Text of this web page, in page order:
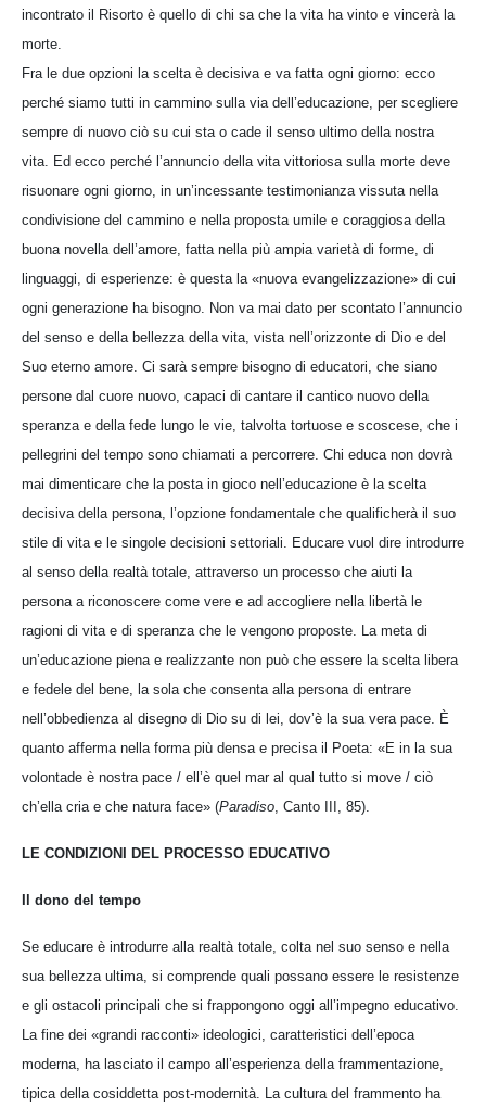
incontrato il Risorto è quello di chi sa che la vita ha vinto e vincerà la
morte.
Fra le due opzioni la scelta è decisiva e va fatta ogni giorno: ecco
perché siamo tutti in cammino sulla via dell’educazione, per scegliere
sempre di nuovo ciò su cui sta o cade il senso ultimo della nostra
vita. Ed ecco perché l’annuncio della vita vittoriosa sulla morte deve
risuonare ogni giorno, in un’incessante testimonianza vissuta nella
condivisione del cammino e nella proposta umile e coraggiosa della
buona novella dell’amore, fatta nella più ampia varietà di forme, di
linguaggi, di esperienze: è questa la «nuova evangelizzazione» di cui
ogni generazione ha bisogno. Non va mai dato per scontato l’annuncio
del senso e della bellezza della vita, vista nell’orizzonte di Dio e del
Suo eterno amore. Ci sarà sempre bisogno di educatori, che siano
persone dal cuore nuovo, capaci di cantare il cantico nuovo della
speranza e della fede lungo le vie, talvolta tortuose e scoscese, che i
pellegrini del tempo sono chiamati a percorrere. Chi educa non dovrà
mai dimenticare che la posta in gioco nell’educazione è la scelta
decisiva della persona, l’opzione fondamentale che qualificherà il suo
stile di vita e le singole decisioni settoriali. Educare vuol dire introdurre
al senso della realtà totale, attraverso un processo che aiuti la
persona a riconoscere come vere e ad accogliere nella libertà le
ragioni di vita e di speranza che le vengono proposte. La meta di
un’educazione piena e realizzante non può che essere la scelta libera
e fedele del bene, la sola che consenta alla persona di entrare
nell’obbedienza al disegno di Dio su di lei, dov’è la sua vera pace. È
quanto afferma nella forma più densa e precisa il Poeta: «E in la sua
volontade è nostra pace / ell’è quel mar al qual tutto si move / ciò
ch’ella cria e che natura face» (Paradiso , Canto III, 85).
LE CONDIZIONI DEL PROCESSO EDUCATIVO
Il dono del tempo
Se educare è introdurre alla realtà totale, colta nel suo senso e nella
sua bellezza ultima, si comprende quali possano essere le resistenze
e gli ostacoli principali che si frappongono oggi all’impegno educativo.
La fine dei «grandi racconti» ideologici, caratteristici dell’epoca
moderna, ha lasciato il campo all’esperienza della frammentazione,
tipica della cosiddetta post-modernità. La cultura del frammento ha